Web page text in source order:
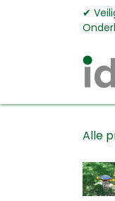
Overslaan naar ✔︎
Alle